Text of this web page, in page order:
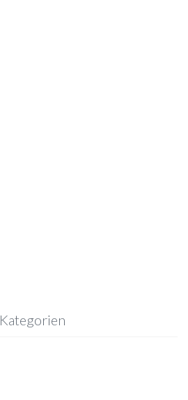
Kategorien